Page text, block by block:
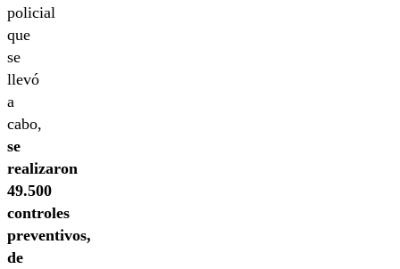
policial
que
se
llevó
a
cabo,
se
realizaron
49.500
controles
preventivos,
de